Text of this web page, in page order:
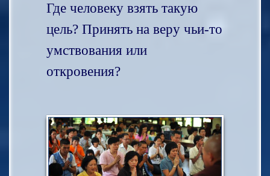
Где человеку взять такую
цель? Принять на веру чьи-то
умствования или
откровения?